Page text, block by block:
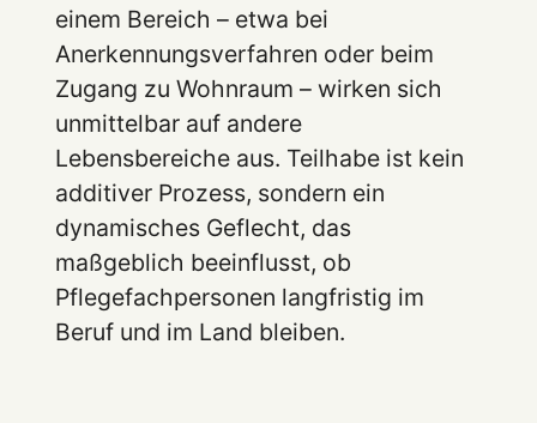
einem Bereich – etwa bei
Anerkennungsverfahren oder beim
Zugang zu Wohnraum – wirken sich
unmittelbar auf andere
Lebensbereiche aus. Teilhabe ist kein
additiver Prozess, sondern ein
dynamisches Geflecht, das
maßgeblich beeinflusst, ob
Pflegefachpersonen langfristig im
Beruf und im Land bleiben.